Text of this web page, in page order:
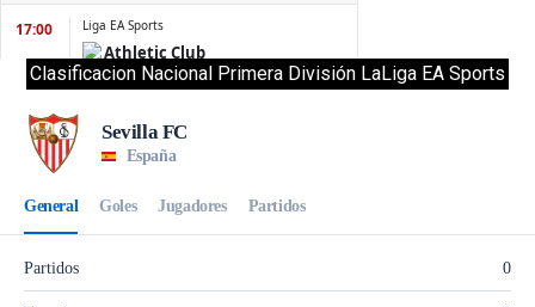
Clasificacion Nacional Primera División LaLiga EA Sports